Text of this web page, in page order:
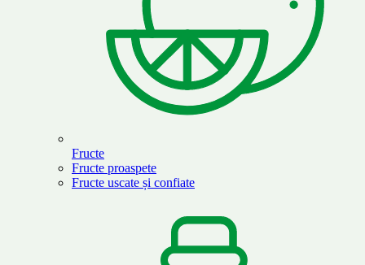
Fructe
Fructe proaspete
Fructe uscate și confiate